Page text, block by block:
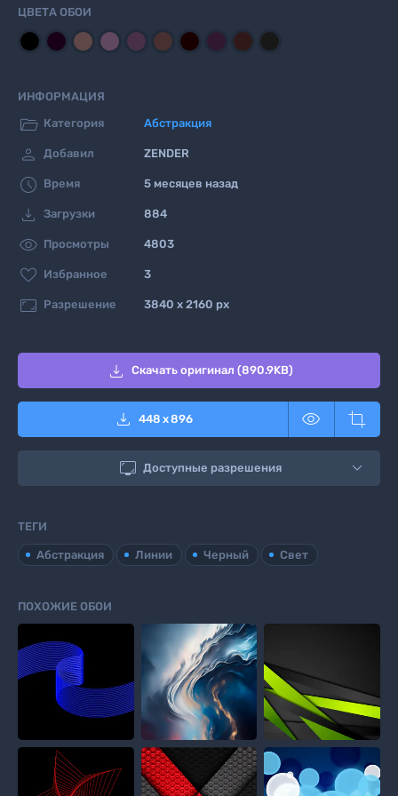
ЦВЕТА ОБОИ
ИНФОРМАЦИЯ
 Категория Абстракция
 Добавил ZENDER
 Время 5 месяцев назад
 Загрузки 884
 Просмотры 4803
 Избранное 3
 Разрешение 3840 x 2160 px
 Скачать оригинал (890.9KB)
 448 x896  
 Доступные разрешения
ТЕГИ
Абстракция Линии Черный Свет
ПОХОЖИЕ ОБОИ